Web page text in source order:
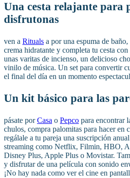
Una cesta relajante para
disfrutonas
ven a Rituals a por una espuma de
crema hidratante y completa tu cesta
unas varitas de incienso, un delicioso
vinilo de música. Un set para convertir
el final del día en un momento
Un kit básico para las
pásate porCasa o Pepco para encontrar
chulos, compra palomitas para hacer en
regálale a tu pareja una suscripción
streaming como Netflix, Filmin, HBO,
Disney Plus, Apple Plus o Movistar.
y disfrutar de una película con sonido
¡No hay nada como ver el cine en